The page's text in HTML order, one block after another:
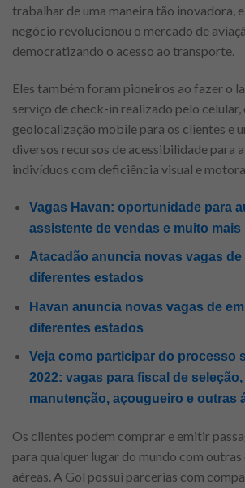
trabalhar de uma maneira tão inovadora,
negócio revolucionou o mercado de
democratizando o acesso ao transporte.
Eles também foram pioneiros ao fazer o
serviço de check-in realizado pelo celular,
geolocalização mobile para os clientes e
diversos recursos de acessibilidade para
indivíduos com deficiência visual e
Vagas Havan: oportunidade para
assistente de vendas e muito mais
Atacadão anuncia novas vagas
diferentes estados
Havan anuncia novas vagas de
diferentes estados
Veja como participar do processo
2022: vagas para fiscal de
manutenção, açougueiro e outras
Os clientes podem comprar e emitir
para qualquer lugar do mundo com outras
aéreas. A Gol possui parcerias com